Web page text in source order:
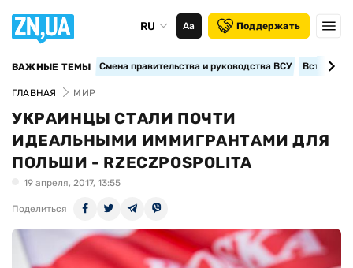
RU Аа Поддержать
ВАЖНЫЕ ТЕМЫ Смена правительства и руководства ВСУ
ГЛАВНАЯ МИР
УКРАИНЦЫ СТАЛИ ПОЧТИ
ИДЕАЛЬНЫМИ ИММИГРАНТАМИ ДЛЯ
ПОЛЬШИ - RZECZPOSPOLITA
19 апреля, 2017, 13:55
Поделиться